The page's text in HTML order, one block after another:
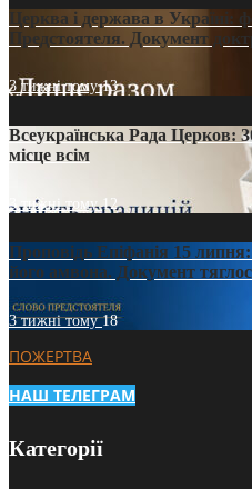
Церква і держава в Україні:
Предстоятеля. Документ
3 тижні тому13
Всеукраїнська Рада Церков:
місце всім
3 тижні тому12
Проповідь Епіфанія 15
його амвона. Документ
3 тижні тому18
ПОЖЕРТВА
НАШ ТЕЛЕГРАМ
Категорії